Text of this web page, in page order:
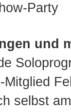
Party
und
selbst